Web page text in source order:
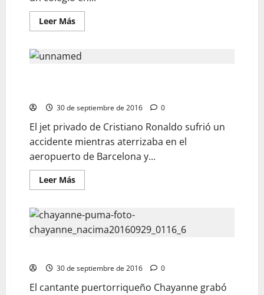
Leer Más
30 de septiembre de 2016 0
El jet privado de Cristiano Ronaldo sufrió un
accidente mientras aterrizaba en el
aeropuerto de Barcelona y...
Leer Más
30 de septiembre de 2016 0
El cantante puertorriqueño Chayanne grabó